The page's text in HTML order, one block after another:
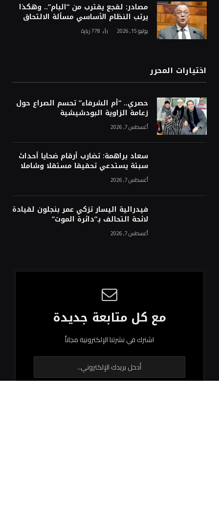
مصادر: لقجع يقترب من “البام”.. وهكذا
يرتب النظام الأساسي مسألة الالتحاق
يوليو 15, 2026 778زيارة
اختيارات المحرر
حصري.. “أم الشرفاء” تحسم الصراع حول
زعامة الزاوية البودشيشية
أغسطس 7, 2026
سعاد براهمة: تضارب أرقام ضحايا أحداث
سبتة يستدعي تحقيقا مستقلا وشاملا
أغسطس 7, 2026
فيدرالية اليسار تزكي عمر بنجلون لقيادة
لائحة التحالف بـ”دائرة الموت”
أغسطس 7, 2026
مع كل متابعة جديدة
اشترك في نشرتنا الإلكترونية مجاناً